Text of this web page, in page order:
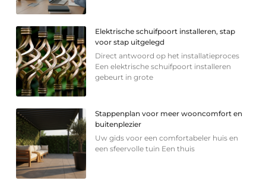
Elektrische schuifpoort installeren, stap
voor stap uitgelegd
Direct antwoord op het installatieproces
Een elektrische schuifpoort installeren
gebeurt in grote
Stappenplan voor meer wooncomfort en
buitenplezier
Uw gids voor een comfortabeler huis en
een sfeervolle tuin Een thuis